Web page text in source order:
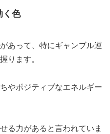
く色
あって、特にギャンブル運
ります。
やポジティブなエネルギー
る力があると言われていま